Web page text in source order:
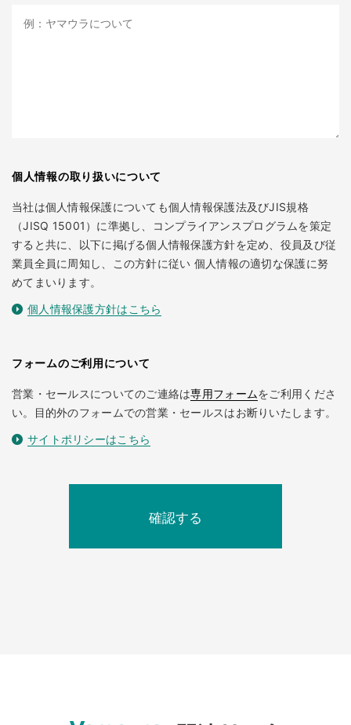
個人情報の取り扱いについて
当社は個人情報保護についても個人情報保護法及びJIS規格
（JISQ 15001）に準拠し、コンプライアンスプログラムを策定
すると共に、以下に掲げる個人情報保護方針を定め、役員及び従
業員全員に周知し、この方針に従い 個人情報の適切な保護に努
めてまいります。
個人情報保護方針はこちら
フォームのご利用について
営業・セールスについてのご連絡は専用フォームをご利用くださ
い。目的外のフォームでの営業・セールスはお断りいたします。
サイトポリシーはこちら